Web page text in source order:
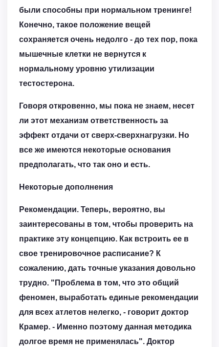
были способны при нормальном тренинге!
Конечно, такое положение вещей
сохраняется очень недолго - до тех пор, пока
мышечные клетки не вернутся к
нормальному уровню утилизации
тестостерона.
Говоря откровенно, мы пока не знаем, несет
ли этот механизм ответственность за
эффект отдачи от сверх-сверхнагрузки. Но
все же имеются некоторые основания
предполагать, что так оно и есть.
Некоторые дополнения
Рекомендации. Теперь, вероятно, вы
заинтересованы в том, чтобы проверить на
практике эту концепцию. Как встроить ее в
свое тренировочное расписание? К
сожалению, дать точные указания довольно
трудно. "Проблема в том, что это общий
феномен, выработать единые рекомендации
для всех атлетов нелегко, - говорит доктор
Крамер. - Именно поэтому данная методика
долгое время не применялась". Доктор